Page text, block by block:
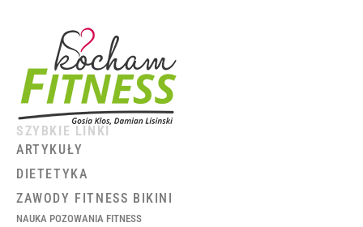
SZYBKIE LINKI
ARTYKUŁY
DIETETYKA
ZAWODY FITNESS BIKINI
NAUKA POZOWANIA FITNESS